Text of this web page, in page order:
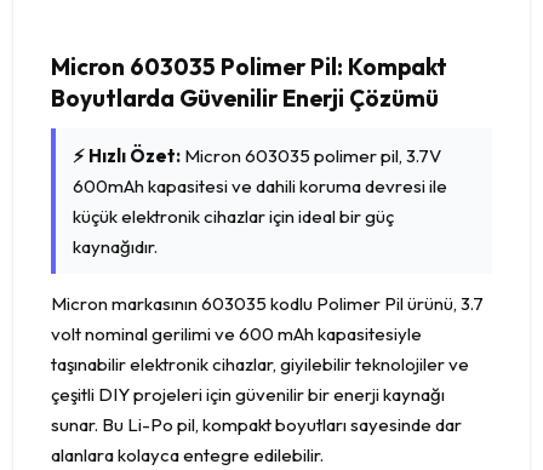
Micron 603035 Polimer Pil: Kompakt
Boyutlarda Güvenilir Enerji Çözümü
⚡ Hızlı Özet: Micron 603035 polimer pil, 3.7V
600mAh kapasitesi ve dahili koruma devresi ile
küçük elektronik cihazlar için ideal bir güç
kaynağıdır.
Micron markasının 603035 kodlu Polimer Pil ürünü, 3.7
volt nominal gerilimi ve 600 mAh kapasitesiyle
taşınabilir elektronik cihazlar, giyilebilir teknolojiler ve
çeşitli DIY projeleri için güvenilir bir enerji kaynağı
sunar. Bu Li-Po pil, kompakt boyutları sayesinde dar
alanlara kolayca entegre edilebilir.